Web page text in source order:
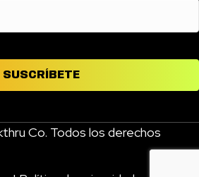
SUSCRÍBETE
Co. Todos los derechos